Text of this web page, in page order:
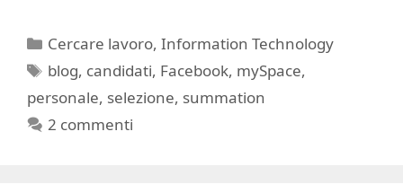
Categorie
Cercare lavoro,Information Technology
Tag
blog, candidati, Facebook, mySpace,
personale, selezione, summation
2 commenti